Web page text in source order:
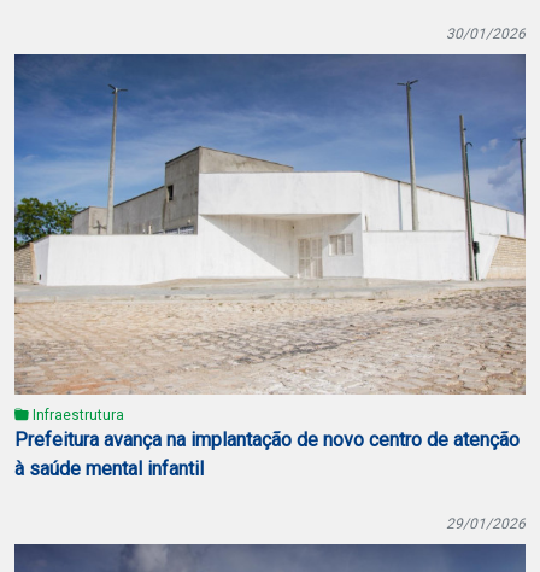
30/01/2026
Infraestrutura
Prefeitura avança na implantação de novo centro de atenção
à saúde mental infantil
29/01/2026